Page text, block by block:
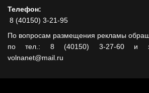
Телефон:
8 (40150) 3-21-95
По вопросам размещения рекламы
по тел.: 8 (40150) 3-27-60 и
volnanet@mail.ru